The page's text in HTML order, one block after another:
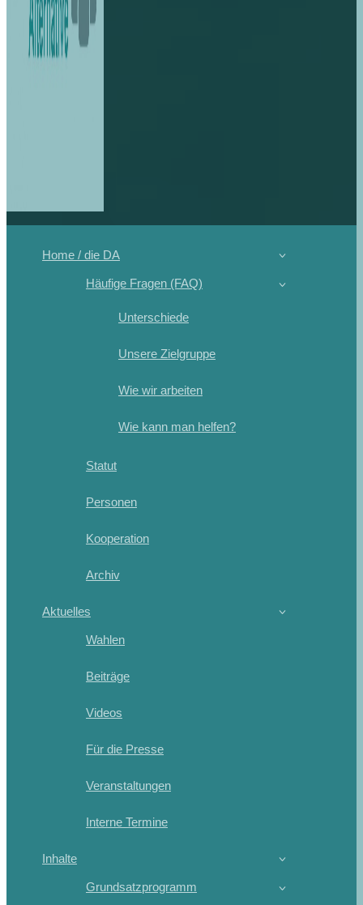
Home / die DA
Häufige Fragen (FAQ)
Unterschiede
Unsere Zielgruppe
Wie wir arbeiten
Wie kann man helfen?
Statut
Personen
Kooperation
Archiv
Aktuelles
Wahlen
Beiträge
Videos
Für die Presse
Veranstaltungen
Interne Termine
Inhalte
Grundsatzprogramm